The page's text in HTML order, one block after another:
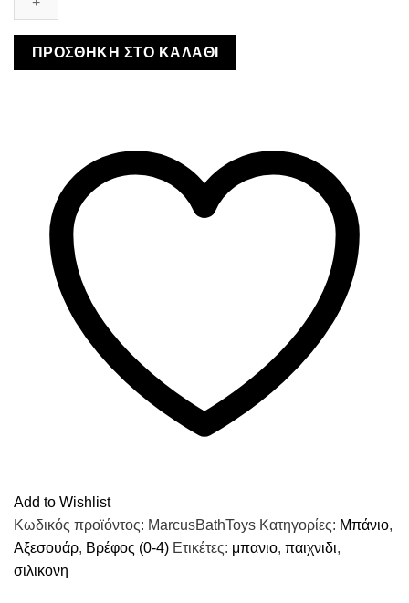
Silicone
Toys
-
ΠΡΟΣΘΉΚΗ ΣΤΟ ΚΑΛΆΘΙ
Add to Wishlist
Κωδικός προϊόντος: MarcusBathToys Κατηγορίες: Μπάνιο,
Αξεσουάρ, Βρέφος (0-4) Ετικέτες: μπανιο, παιχνιδι,
σιλικονη